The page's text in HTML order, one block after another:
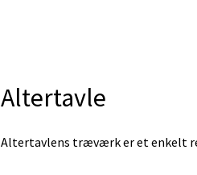
Altertavle
Altertavlens træværk er et enkelt